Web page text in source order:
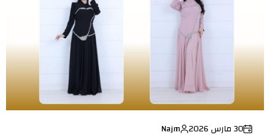
30 مارس 2026
Najm